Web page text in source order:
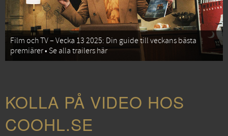
Film och TV – Vecka 13 2025: Din guide till veckans bästa
premiärer • Se alla trailers här
KOLLA PÅ VIDEO HOS
COOHL.SE